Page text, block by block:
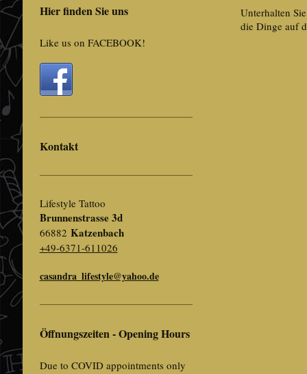
Unterhalten
die Dinge auf
Hier finden Sie uns
Like us on FACEBOOK!
Kontakt
Lifestyle Tattoo
Brunnenstrasse 3d
66882 Katzenbach
+49-6371-611026
casandra_lifestyle@yahoo.de
Öffnungszeiten - Opening Hours
Due to COVID appointments only